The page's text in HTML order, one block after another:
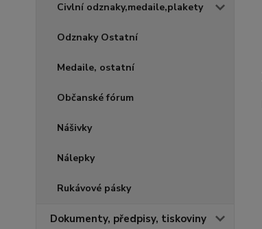
Civlní odznaky,medaile,plakety
Odznaky Ostatní
Medaile, ostatní
Občanské fórum
Nášivky
Nálepky
Rukávové pásky
Dokumenty, předpisy, tiskoviny